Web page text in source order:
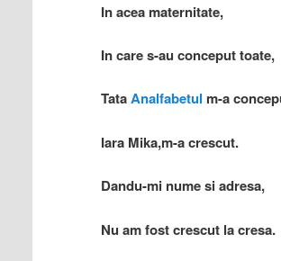
In acea maternitate,
In care s-au conceput toate,
TataAnalfabetul m-a
Iara Mika,m-a crescut.
Dandu-mi nume si adresa,
Nu am fost crescut la cresa.